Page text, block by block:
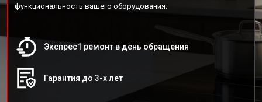
функциональность вашего оборудования.
Экспрес1 ремонт в день обращения
Гарантия до 3-х лет